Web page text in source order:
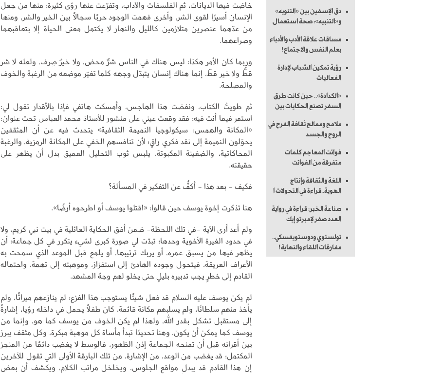
دق الإسفين بين «التنويه»
و«التنبيه»: صحة استعمال
مساقات علاقة الأدب والأدباء
بعلم النفس والاجتماع!
رؤية تمكين الشباب لإدارة
الفعاليات
«الكدادة».. حين كانت طرق
السفر تصنع الحكايات بين
ملامح وممالح ثقافة الفرح في
الروح والجسد
فوائت المعاجم كلمات
متفرقة من الفوائت
اللغة والثقافة وإنتاج
الهوية..قراءة في التحولات ا
صناعة الخبر: قراءة في رواية
العدد صفر لإمبرتو إيك
تولستوي ودوستويفسكي..
مفارقات اللقاء والنهاية!
خاضت فيها الديانات، ثم الفلسفات والآداب، وتفرّعت عنها رؤى كثيرة؛ منها من جعل
الإنسان أسيرًا لقوى الشر، وأخرى فهمت الوجود حربًا سجالًا بين الخير والشر، ومنها
من عدّهما عنصرين متلازمين كالليل والنهار لا يكتمل معنى الحياة إلا بتعاقبهما
وصراعهما.
وربما كان الأمر هكذا: ليس هناك في الناس شرٌّ محض، ولا خيرٌ صِرف، ولعله لا شر
قطُّ ولا خير قطّ، إنما هناك إنسان يتبدّل وجهه كلما تغيّر موضعه من الرغبة والخوف
والمصلحة.
ثم طويتُ الكتاب، ونفضت هذا الهاجس، وأمسكت هاتفي فإذا بالأقدار تقول لي:
استمر فيما أنت فيه؛ فقد وقعت عيني على منشور للأستاذ محمد العباس تحت عنوان:
«المكانة والهمس: سيكولوجيا النميمة الثقافية» يتحدث فيه عن أن المثقفين
يحوّلون النميمة إلى نقد فكري راقٍ؛ لأن تنافسهم الخفي على المكانة الرمزية، والرغبة
المحاكاتية، والضغينة المكبوتة، يلبس ثوب التحليل العميق بدل أن يظهر على
حقيقته.
فكيف - بعد هذا - أكفُّ عن التفكير في المسألة؟
هنا تذكرت إخوة يوسف حين قالوا: «اقتلوا يوسف أو اطرحوه أرضًا».
ولم أعد أرى الآية -في تلك اللحظة- ضمن أفق الحكاية العائلية في بيت نبي كريم، ولا
في حدود الغيرة الأخوية وحدها؛ تبدّت لي صورة كبرى لشيء يتكرر في كل جماعة: أن
يظهر فيها من يسبق عمره، أو يربك ترتيبها، أو يلمع قبل الموعد الذي سمحت به
الأعراف العريقة، فيتحول وجوده الهادئ إلى استفزاز، وموهبته إلى تهمة، واحتماله
القادم إلى خطرٍ يجب تدبيره بليلٍ حتى يخلو لهم وجهُ المشهد.
لم يكن يوسف عليه السلام قد فعل شيئًا يستوجب هذا الفزع؛ لم ينازعهم ميراثًا، ولم
يأخذ منهم سلطانًا، ولم يسلبهم مكانة قائمة، كان طفلًا يحمل في داخله رؤيا، إشارةً
إلى مستقبل تشكل بقدر الله، ولهذا لم يكن الخوف من يوسف كما هو، وإنما من
يوسف كما يمكن أن يكون، وهنا تحديدًا تبدأ مأساة كل موهبة مبكرة، وكل مثقف يبرز
بين أقرانه قبل أن تمنحه الجماعة إذن الظهور، فالوسط لا يغضب دائمًا من المنجز
المكتمل؛ قد يغضب من الوعد، من الإشارة، من تلك البارقة الأولى التي تقول للآخرين
إن هذا القادم قد يبدل مواقع الجلوس، ويخلخل مراتب الكلام، ويكشف أن بعض